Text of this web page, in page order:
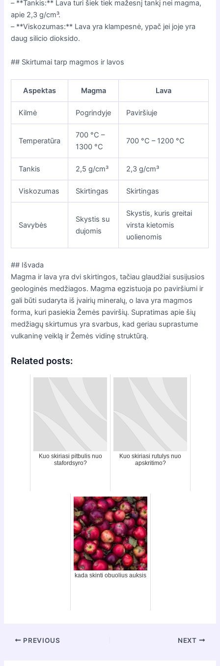
– **Tankis:** Lava turi šiek tiek mažesnį tankį nei magma,
apie 2,3 g/cm³.
– **Viskozumas:** Lava yra klampesnė, ypač jei joje yra
daug silicio dioksido.
## Skirtumai tarp magmos ir lavos
Aspektas Magma Lava
Kilmė Pogrindyje Paviršiuje
Temperatūra
700 °C –
1300 °C
700 °C – 1200 °C
Tankis 2,5 g/cm³ 2,3 g/cm³
Viskozumas Skirtingas Skirtingas
Savybės
Skystis su
dujomis
Skystis, kuris greitai
virsta kietomis
uolienomis
## Išvada
Magma ir lava yra dvi skirtingos, tačiau glaudžiai susijusios
geologinės medžiagos. Magma egzistuoja po paviršiumi ir
gali būti sudaryta iš įvairių mineralų, o lava yra magmos
forma, kuri pasiekia Žemės paviršių. Supratimas apie šių
medžiagų skirtumus yra svarbus, kad geriau suprastume
vulkaninę veiklą ir Žemės vidinę struktūrą.
Related posts:
Kuo skiriasi pitbulis nuo
stafordsyro?
Kuo skiriasi rutulys nuo
apskritimo?
kada skinti obuolius auksis
Post
PREVIOUS NEXT